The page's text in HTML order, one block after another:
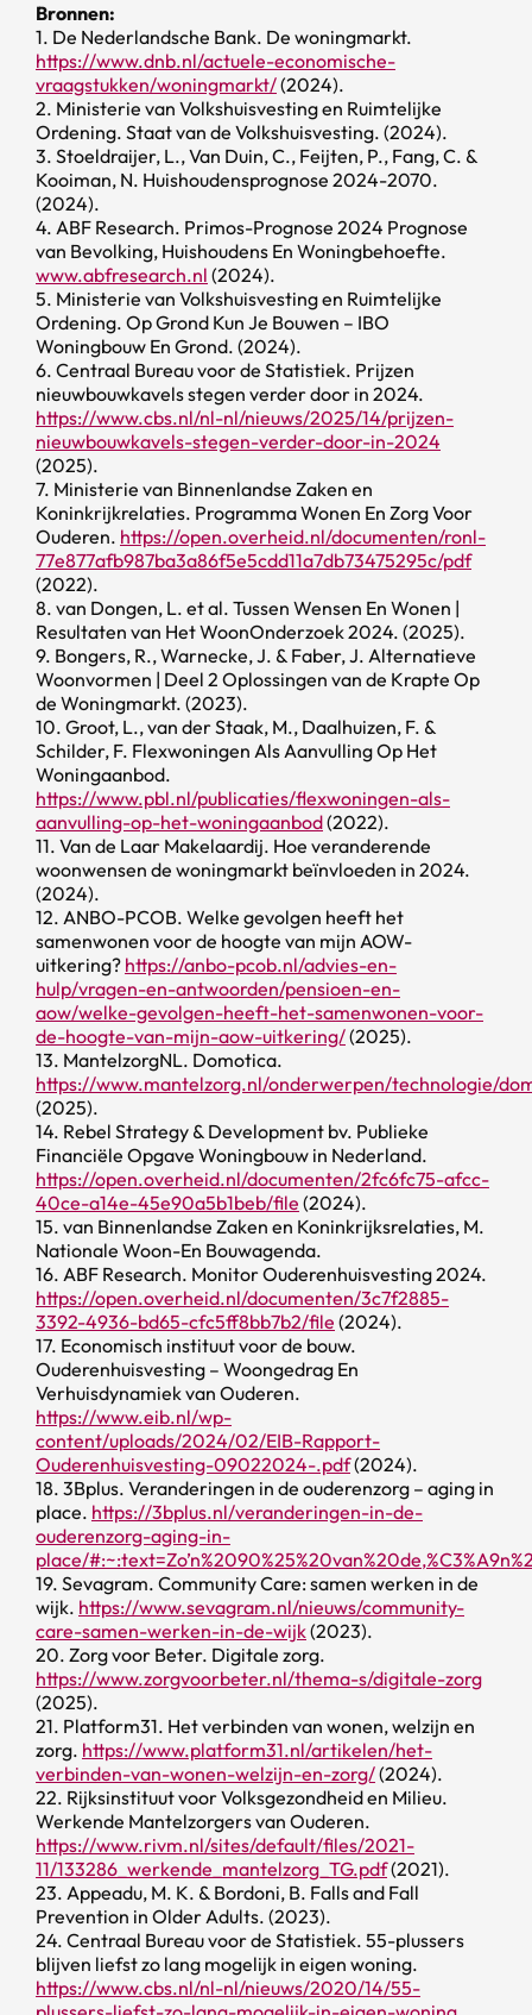
Bronnen:
1. De Nederlandsche Bank. De woningmarkt.
https://www.dnb.nl/actuele-economische-
vraagstukken/woningmarkt/(2024).
2. Ministerie van Volkshuisvesting en Ruimtelijke
Ordening. Staat van de Volkshuisvesting. (2024).
3. Stoeldraijer, L., Van Duin, C., Feijten, P., Fang, C. &
Kooiman, N. Huishoudensprognose 2024-2070.
(2024).
4. ABF Research. Primos-Prognose 2024 Prognose
van Bevolking, Huishoudens En Woningbehoefte.
www.abfresearch.nl (2024).
5. Ministerie van Volkshuisvesting en Ruimtelijke
Ordening. Op Grond Kun Je Bouwen – IBO
Woningbouw En Grond. (2024).
6. Centraal Bureau voor de Statistiek. Prijzen
nieuwbouwkavels stegen verder door in 2024.
https://www.cbs.nl/nl-nl/nieuws/2025/14/prijzen-
nieuwbouwkavels-stegen-verder-door-in-2024
(2025).
7. Ministerie van Binnenlandse Zaken en
Koninkrijkrelaties. Programma Wonen En Zorg Voor
Ouderen. https://open.overheid.nl/documenten/ronl-
77e877afb987ba3a86f5e5cdd11a7db73475295c/pdf
(2022).
8. van Dongen, L. et al. Tussen Wensen En Wonen |
Resultaten van Het WoonOnderzoek 2024. (2025).
9. Bongers, R., Warnecke, J. & Faber, J. Alternatieve
Woonvormen | Deel 2 Oplossingen van de Krapte Op
de Woningmarkt. (2023).
10. Groot, L., van der Staak, M., Daalhuizen, F. &
Schilder, F. Flexwoningen Als Aanvulling Op Het
Woningaanbod.
https://www.pbl.nl/publicaties/flexwoningen-als-
aanvulling-op-het-woningaanbod(2022).
11. Van de Laar Makelaardij. Hoe veranderende
woonwensen de woningmarkt beïnvloeden in 2024.
(2024).
12. ANBO-PCOB. Welke gevolgen heeft het
samenwonen voor de hoogte van mijn AOW-
uitkering? https://anbo-pcob.nl/advies-en-
hulp/vragen-en-antwoorden/pensioen-en-
aow/welke-gevolgen-heeft-het-samenwonen-voor-
de-hoogte-van-mijn-aow-uitkering/(2025).
13. MantelzorgNL. Domotica.
https://www.mantelzorg.nl/onderwerpen/technologie/
(2025).
14. Rebel Strategy & Development bv. Publieke
Financiële Opgave Woningbouw in Nederland.
https://open.overheid.nl/documenten/2fc6fc75-afcc-
40ce-a14e-45e90a5b1beb/file (2024).
15. van Binnenlandse Zaken en Koninkrijksrelaties, M.
Nationale Woon-En Bouwagenda.
16. ABF Research. Monitor Ouderenhuisvesting 2024.
https://open.overheid.nl/documenten/3c7f2885-
3392-4936-bd65-cfc5ff8bb7b2/file (2024).
17. Economisch instituut voor de bouw.
Ouderenhuisvesting – Woongedrag En
Verhuisdynamiek van Ouderen.
https://www.eib.nl/wp-
content/uploads/2024/02/EIB-Rapport-
Ouderenhuisvesting-09022024-.pdf(2024).
18. 3Bplus. Veranderingen in de ouderenzorg – aging in
place. https://3bplus.nl/veranderingen-in-de-
ouderenzorg-aging-in-
place/
19. Sevagram. Community Care: samen werken in de
wijk. https://www.sevagram.nl/nieuws/community-
care-samen-werken-in-de-wijk(2023).
20. Zorg voor Beter. Digitale zorg.
https://www.zorgvoorbeter.nl/thema-s/digitale-zorg
(2025).
21. Platform31. Het verbinden van wonen, welzijn en
zorg. https://www.platform31.nl/artikelen/het-
verbinden-van-wonen-welzijn-en-zorg/(2024).
22. Rijksinstituut voor Volksgezondheid en Milieu.
Werkende Mantelzorgers van Ouderen.
https://www.rivm.nl/sites/default/files/2021-
11/133286_werkende_mantelzorg_TG.pdf(2021).
23. Appeadu, M. K. & Bordoni, B. Falls and Fall
Prevention in Older Adults. (2023).
24. Centraal Bureau voor de Statistiek. 55-plussers
blijven liefst zo lang mogelijk in eigen woning.
https://www.cbs.nl/nl-nl/nieuws/2020/14/55-